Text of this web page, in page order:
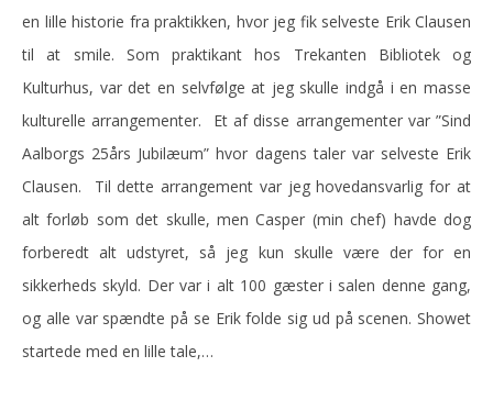
en lille historie fra praktikken, hvor jeg fik selveste Erik Clausen
til at smile. Som praktikant hos Trekanten Bibliotek og
Kulturhus, var det en selvfølge at jeg skulle indgå i en masse
kulturelle arrangementer. Et af disse arrangementer var ”Sind
Aalborgs 25års Jubilæum” hvor dagens taler var selveste Erik
Clausen. Til dette arrangement var jeg hovedansvarlig for at
alt forløb som det skulle, men Casper (min chef) havde dog
forberedt alt udstyret, så jeg kun skulle være der for en
sikkerheds skyld. Der var i alt 100 gæster i salen denne gang,
og alle var spændte på se Erik folde sig ud på scenen. Showet
startede med en lille tale,…